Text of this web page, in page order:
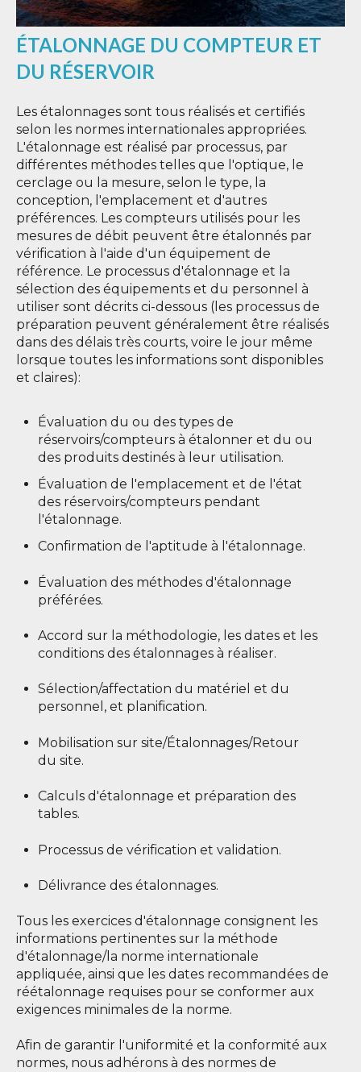
ÉTALONNAGE DU COMPTEUR ET
DU RÉSERVOIR
Les étalonnages sont tous réalisés et certifiés
selon les normes internationales appropriées.
L'étalonnage est réalisé par processus, par
différentes méthodes telles que l'optique, le
cerclage ou la mesure, selon le type, la
conception, l'emplacement et d'autres
préférences. Les compteurs utilisés pour les
mesures de débit peuvent être étalonnés par
vérification à l'aide d'un équipement de
référence. Le processus d'étalonnage et la
sélection des équipements et du personnel à
utiliser sont décrits ci-dessous (les processus de
préparation peuvent généralement être réalisés
dans des délais très courts, voire le jour même
lorsque toutes les informations sont disponibles
et claires):
Évaluation du ou des types de
réservoirs/compteurs à étalonner et du ou
des produits destinés à leur utilisation.
Éval uation de l'emplacement et de l'état
des réservoirs/compteurs pendant
l'étalonnage.
Confirmation de l'aptitude à l'étalonnage.
Évaluation des méthodes d'étalonnage
préférées.
Accord sur la méthodologie, les dates et les
conditions des étalonnages à réaliser.
Sélection/affectation du matériel et du
personnel, et planification.
Mobilisation sur site/Étalonnages/Retour
du site.
Calculs d'étalonnage et préparation des
tables.
Processus de vérification et validation.
Délivrance des étalonnages.
Tous les exercices d'étalonnage consignent les
informations pertinentes sur la méthode
d'étalonnage/la norme internationale
appliquée, ainsi que les dates recommandées de
réétalonnage requises pour se conformer aux
exigences minimales de la norme.
Afin de garantir l'uniformité et la conformité aux
normes, nous adhérons à des normes de